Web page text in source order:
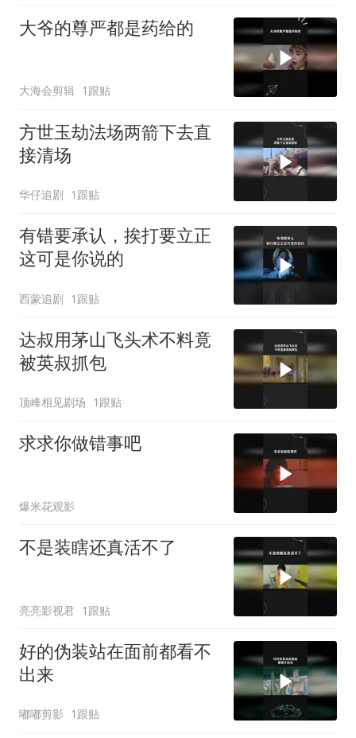
大爷的尊严都是药给的
大海会剪辑 1跟贴
方世玉劫法场两箭下去直
接清场
华仔追剧 1跟贴
有错要承认，挨打要立正
这可是你说的
西蒙追剧 1跟贴
达叔用茅山飞头术不料竟
被英叔抓包
顶峰相见剧场 1跟贴
求求你做错事吧
爆米花观影
不是装瞎还真活不了
亮亮影视君 1跟贴
好的伪装站在面前都看不
出来
嘟嘟剪影 1跟贴